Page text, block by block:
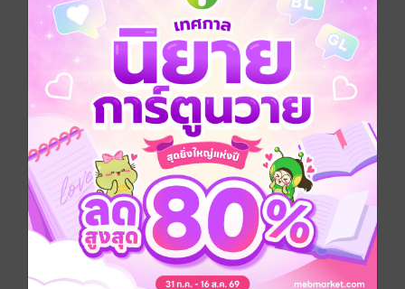
ความยาว 86 หน้า (≈ 8,309 คำ)
69 บาท (ประหยัด 60%)
เล่มอื่นๆ ในซีรีส์ ดูทั้งหมด